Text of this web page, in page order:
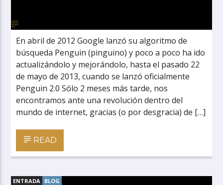
En abril de 2012 Google lanzó su algoritmo de
búsqueda Penguin (pinguino) y poco a poco ha ido
actualizándolo y mejorándolo, hasta el pasado 22
de mayo de 2013, cuando se lanzó oficialmente
Penguin 2.0 Sólo 2 meses más tarde, nos
encontramos ante una revolución dentro del
mundo de internet, gracias (o por desgracia) de […]
READ
ENTRADA BLOG